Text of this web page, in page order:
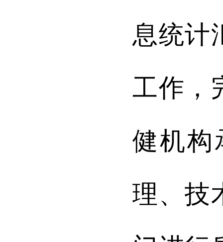
息统计
工作，
健机构
理、技